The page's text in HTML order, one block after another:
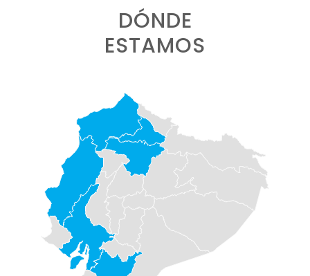
DÓNDE
ESTAMOS